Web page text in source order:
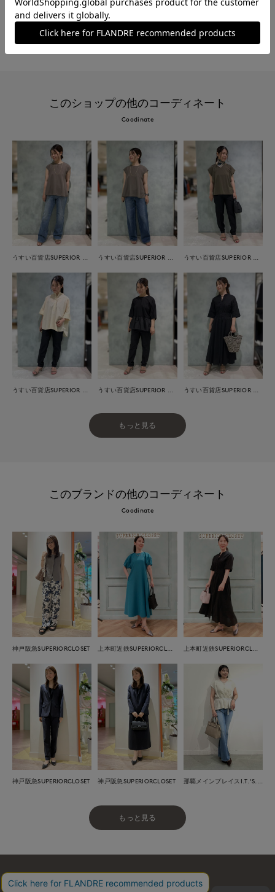
#フェミニン #新作
#おでかけ #コラボ #バッグ
このショップの他のコーディネート
Coodinate
もっと見る
このブランドの他のコーディネート
Coodinate
神戸阪急SUPERIORCLOSET
神戸阪急SUPERIORCLOSET 神戸阪急SUPERIORCLOSET
もっと見る